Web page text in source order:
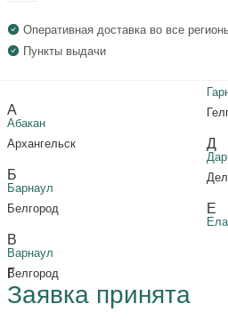
Оперативная доставка во все
Пункты выдачи
А
Абакан
Архангельск
Б
Барнаул
Белгород
В
Варнаул
Велгород
Г
Д
Е
Заявка принята